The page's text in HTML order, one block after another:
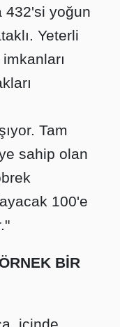
432'si yoğun
Yeterli
Tam
sahip olan
100'e
BİR